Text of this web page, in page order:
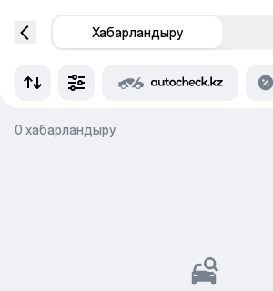
Хабарландыру
0 хабарландыру